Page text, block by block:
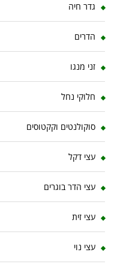
גדר חיה
הדרים
זני מנגו
חלוקי נחל
סוקולנטים וקקטוסים
עצי דקל
עצי הדר בוגרים
עצי זית
עצי נוי